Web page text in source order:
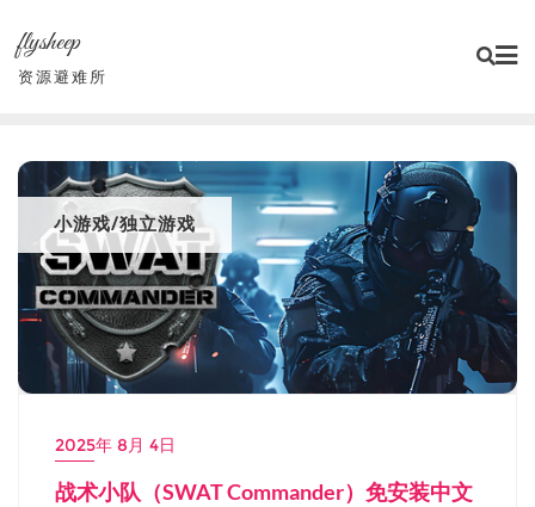
content
flysheep
资源避难所
小游戏/独立游戏
2025年 8月 4日
战术小队（SWAT Commander）免安装中文